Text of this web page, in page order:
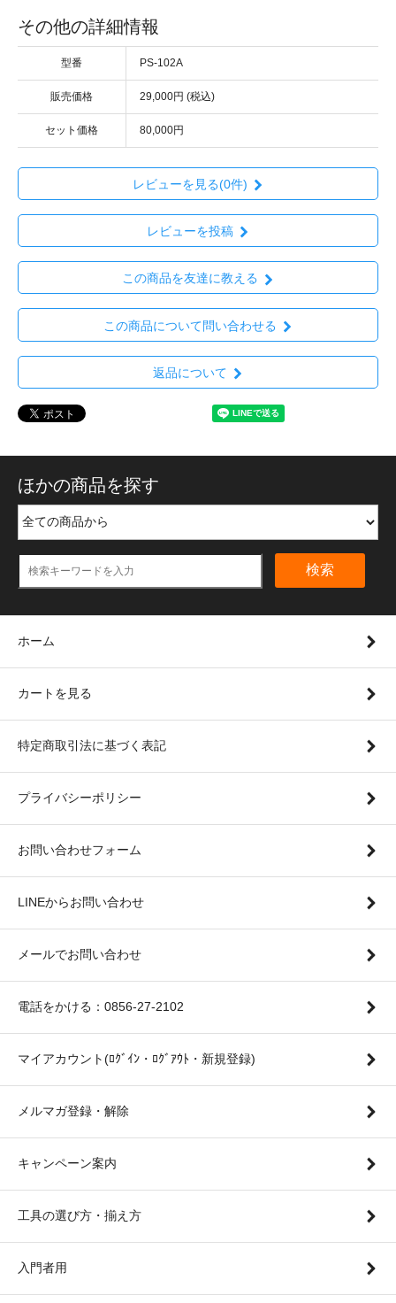
その他の詳細情報
型番 PS-102A
販売価格 29,000円 (税込)
セット価格 80,000円
レビューを見る(0件)
レビューを投稿
この商品を友達に教える
この商品について問い合わせる
返品について
ほかの商品を探す
検索
ホーム
カートを見る
特定商取引法に基づく表記
プライバシーポリシー
お問い合わせフォーム
LINEからお問い合わせ
メールでお問い合わせ
電話をかける：0856-27-2102
マイアカウント(ﾛｸﾞｲﾝ・ﾛｸﾞｱｳﾄ・新規登録)
メルマガ登録・解除
キャンペーン案内
工具の選び方・揃え方
入門者用